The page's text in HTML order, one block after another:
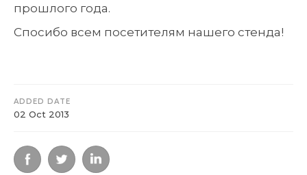
прошлого года.
Спосибо всем посетителям нашего стенда!
ADDED DATE
02 Oct 2013